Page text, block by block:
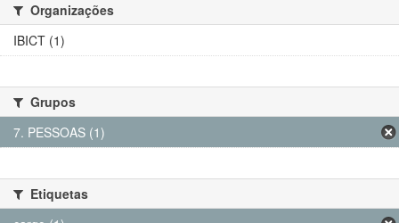
Organizações
IBICT (1)
Grupos
7. PESSOAS (1)
Etiquetas